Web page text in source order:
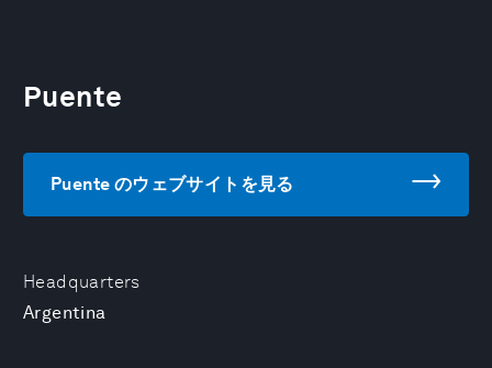
Headquarters
Argentina
Puente
Puente のウェブサイトを見る